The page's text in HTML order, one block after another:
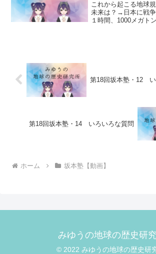
これから起こる地球
未来は？→日本に戦争
１時間、1000メガト
第18回坂本塾・12
第18回坂本塾・14 いろいろな質問
ホーム 坂本塾【動画】
みゆうの地球の歴史研
© 2022 みゆうの地球の歴史研